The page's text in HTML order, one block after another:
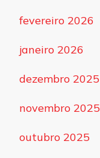
fevereiro 2026
janeiro 2026
dezembro 2025
novembro 2025
outubro 2025